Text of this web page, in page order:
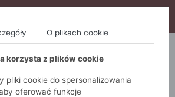
15% ZA 3SZT (KOD: S15)
QUIOSQUE
O plikach cookie
korzysta z plików cookie
pliki cookie do spersonalizowania
oferować funkcje